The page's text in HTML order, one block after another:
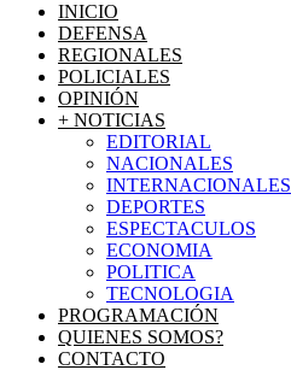
INICIO
DEFENSA
REGIONALES
POLICIALES
OPINIÓN
+ NOTICIAS
EDITORIAL
NACIONALES
INTERNACIONALES
DEPORTES
ESPECTACULOS
ECONOMIA
POLITICA
TECNOLOGIA
PROGRAMACIÓN
QUIENES SOMOS?
CONTACTO